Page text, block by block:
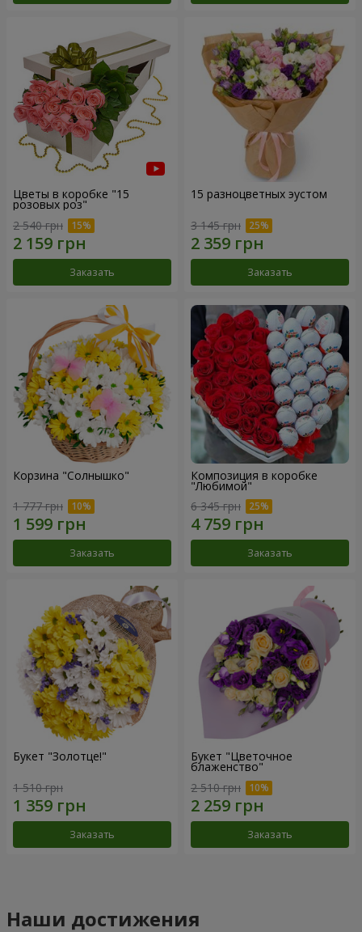
Цветы в коробке "15
розовых роз"
2 540 грн
Заказать
15 разноцветных эустом
3 145 грн
Заказать
Корзина "Солнышко"
1 777 грн
Заказать
Композиция в коробке
"Любимой"
6 345 грн
Заказать
Букет "Золотце!"
1 510 грн
Заказать
Букет "Цветочное
блаженство"
2 510 грн
Заказать
Наши достижения